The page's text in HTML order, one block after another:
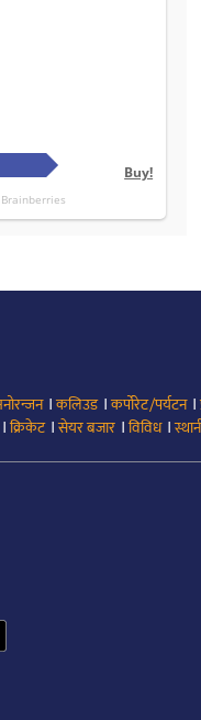
।कलिउड।कर्पोरेट/पर्यटन।
।क्रिकेट।सेयर बजार ।विविध।